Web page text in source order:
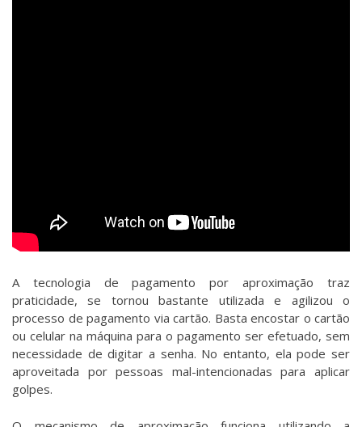
A tecnologia de pagamento por aproximação traz
praticidade, se tornou bastante utilizada e agilizou o
processo de pagamento via cartão. Basta encostar o cartão
ou celular na máquina para o pagamento ser efetuado, sem
necessidade de digitar a senha. No entanto, ela pode ser
aproveitada por pessoas mal-intencionadas para aplicar
golpes.